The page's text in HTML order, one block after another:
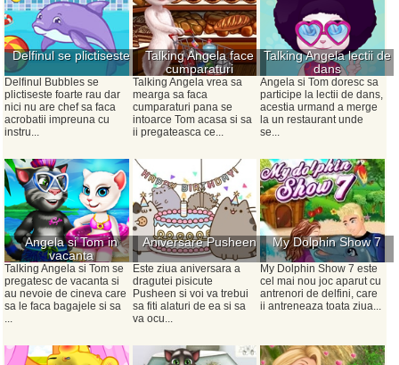
Delfinul se plictiseste
Delfinul Bubbles se
plictiseste foarte rau dar
nici nu are chef sa faca
acrobatii impreuna cu
instru...
Talking Angela face
cumparaturi
Talking Angela vrea sa
mearga sa faca
cumparaturi pana se
intoarce Tom acasa si sa
ii pregateasca ce...
Talking Angela lectii de
dans
Angela si Tom doresc sa
participe la lectii de dans,
acestia urmand a merge
la un restaurant unde
se...
Angela si Tom in
vacanta
Talking Angela si Tom se
pregatesc de vacanta si
au nevoie de cineva care
sa le faca bagajele si sa
...
Aniversare Pusheen
Este ziua aniversara a
dragutei pisicute
Pusheen si voi va trebui
sa fiti alaturi de ea si sa
va ocu...
My Dolphin Show 7
My Dolphin Show 7 este
cel mai nou joc aparut cu
antrenori de delfini, care
ii antreneaza toata ziua...